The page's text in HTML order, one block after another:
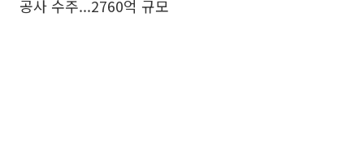
공사 수주...2760억 규모